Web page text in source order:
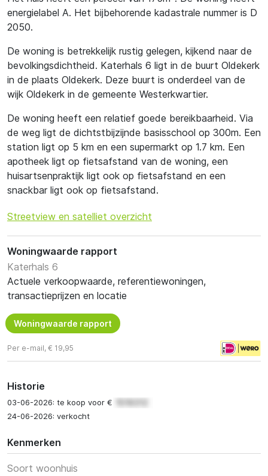
energielabel A. Het bijbehorende kadastrale nummer is D
2050.
De woning is betrekkelijk rustig gelegen, kijkend naar de
bevolkingsdichtheid. Katerhals 6 ligt in de buurt Oldekerk
in de plaats Oldekerk. Deze buurt is onderdeel van de
wijk Oldekerk in de gemeente Westerkwartier.
De woning heeft een relatief goede bereikbaarheid. Via
de weg ligt de dichtstbijzijnde basisschool op 300m. Een
station ligt op 5 km en een supermarkt op 1.7 km. Een
apotheek ligt op fietsafstand van de woning, een
huisartsenpraktijk ligt ook op fietsafstand en een
snackbar ligt ook op fietsafstand.
Streetview en satelliet overzicht
Woningwaarde rapport
Katerhals 6
Actuele verkoopwaarde, referentiewoningen,
transactieprijzen en locatie
Woningwaarde rapport
Per e-mail, € 19,95
Historie
03-06-2026: te koop voor €
24-06-2026: verkocht
Kenmerken
Soort woonhuis